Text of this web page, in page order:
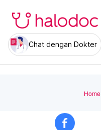
Chat dengan Dokter
Home